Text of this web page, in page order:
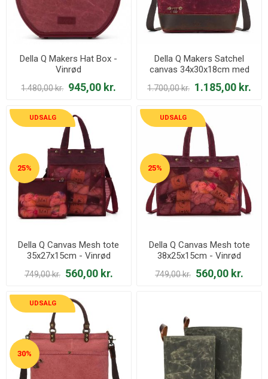
Della Q Makers Hat Box -
Vinrød
1.480,00 kr. 945,00 kr.
Della Q Makers Satchel
canvas 34x30x18cm med
Sakseholder - Vinrød
1.700,00 kr. 1.185,00 kr.
UDSALG
25%
Della Q Canvas Mesh tote
35x27x15cm - Vinrød
749,00 kr. 560,00 kr.
UDSALG
25%
Della Q Canvas Mesh tote
38x25x15cm - Vinrød
749,00 kr. 560,00 kr.
UDSALG
30%